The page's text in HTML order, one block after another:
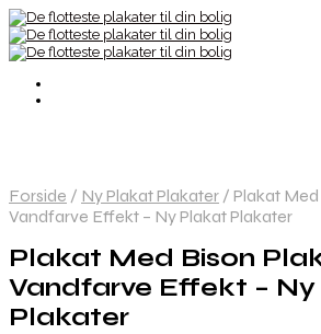
Forside / Ny Plakat Plakater / Plakat
Vandfarve Effekt – Ny Plakat Plakater
Plakat Med Bison
Vandfarve Effekt –
Plakater